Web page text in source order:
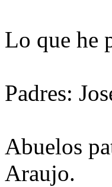
Lo que he
Padres:
Abuelos
Araujo.